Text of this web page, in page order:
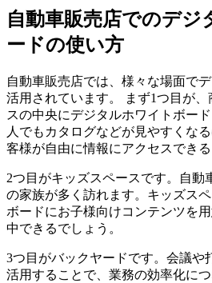
自動車販売店でのデジ
ードの使い方
自動車販売店では、様々な場面で
活用されています。 まず1つ目が、
スの中央にデジタルホワイトボー
人でもカタログなどが見やすくな
客様が自由に情報にアクセスできる
2つ目がキッズスペースです。自動
の家族が多く訪れます。キッズス
ボードにお子様向けコンテンツを
中できるでしょう。
3つ目がバックヤードです。 会議や
活用することで、業務の効率化に